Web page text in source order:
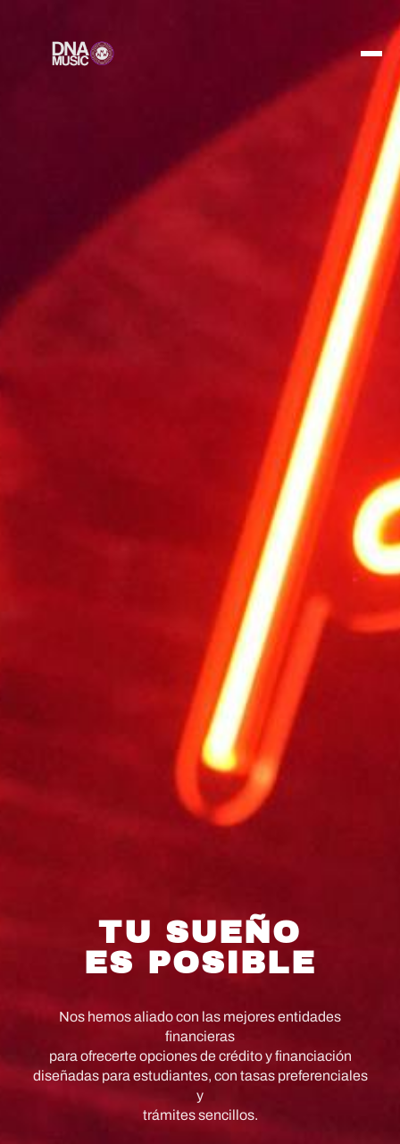
TU SUEÑO
ES POSIBLE
Nos hemos aliado con las mejores entidades
financieras
para ofrecerte opciones de crédito y financiación
diseñadas para estudiantes, con tasas preferenciales
y
trámites sencillos.